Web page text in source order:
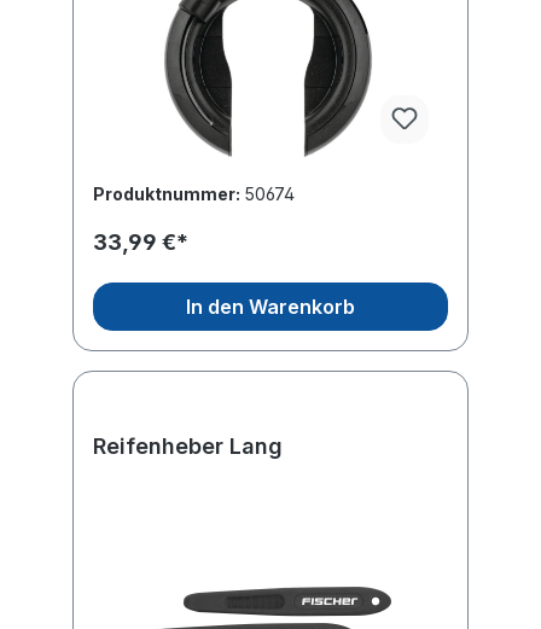
Produktnummer: 50674
33,99 €*
In den Warenkorb
Reifenheber Lang